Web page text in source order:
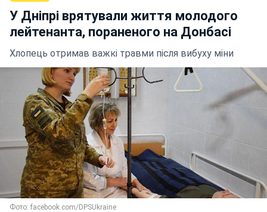
У Дніпрі врятували життя молодого
лейтенанта, пораненого на Донбасі
Хлопець отримав важкі травми після вибуху міни
Фото: facebook.com/DPSUkraine